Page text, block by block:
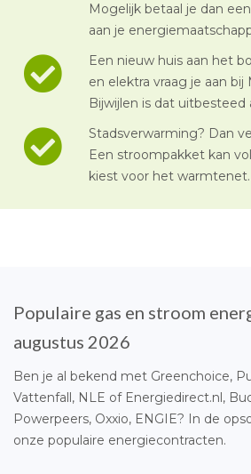
Mogelijk betaal je dan
aan je
Een nieuw huis aan het
en elektra vraag je aan bij
Bijwijlen is dat uitbesteed
Stadsverwarming? Dan
Een stroompakket kan
kiest voor het warmtenet.
Populaire gas en stroom
augustus 2026
Ben je al bekend met Greenchoice,
Vattenfall, NLE of Energiedirect.nl,
Powerpeers, Oxxio, ENGIE? In de
onze populaire energiecontracten.